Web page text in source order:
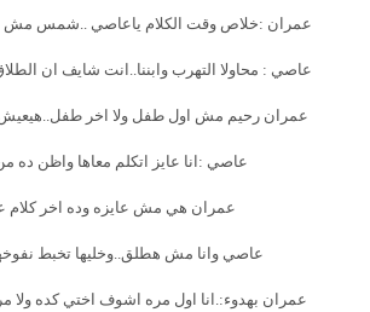
عمران :خلاص وقت الكلام ياعاصي ..شمس مش
عاصي : محاولا التهرب وابننا..انت شايف ان
عمران رحيم مش اول طفل ولا اخر
عاصي :انا عايز اتكلم معاها واظن ده
عمران هي مش عايزه وده اخر كلام
عاصي وانا مش هطلق..وخليها تخبط
عمران بهدوء:.انا اول مره اشوف اختي كده ولا